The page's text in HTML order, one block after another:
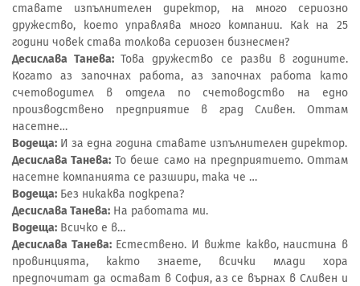
ставате изпълнителен директор, на много сериозно
дружество, което управлява много компании. Как на 25
години човек става толкова сериозен бизнесмен?
Десислава Танева:Това дружество се разви в годините.
Когато аз започнах работа, аз започнах работа като
счетоводител в отдела по счетоводство на едно
производствено предприятие в град Сливен. Оттам
насетне…
Водеща: И за една година ставате изпълнителен директор.
Десислава Танева: То беше само на предприятието. Оттам
насетне компанията се разшири, така че …
Водеща: Без никаква подкрепа?
Десислава Танева: На работата ми.
Водеща: Всичко е в…
Десислава Танева:Естествено. И вижте какво, наистина в
провинцията, както знаете, всички млади хора
предпочитат да остават в София, аз се върнах в Сливен и